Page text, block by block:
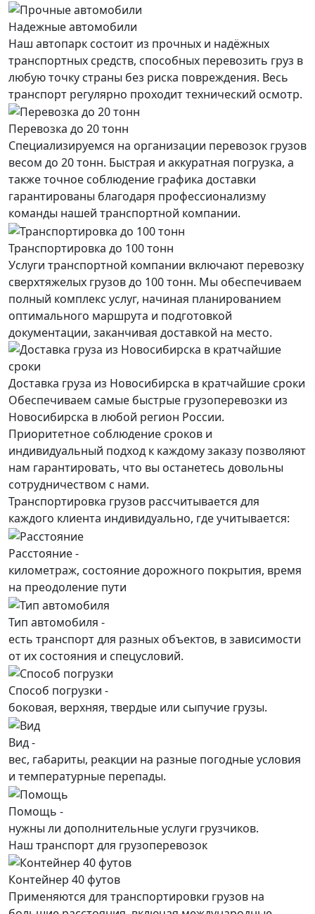
Надежные автомобили
Наш автопарк состоит из прочных и надёжных
транспортных средств, способных перевозить груз в
любую точку страны без риска повреждения. Весь
транспорт регулярно проходит технический осмотр.
Перевозка до 20 тонн
Специализируемся на организации перевозок грузов
весом до 20 тонн. Быстрая и аккуратная погрузка, а
также точное соблюдение графика доставки
гарантированы благодаря профессионализму
команды нашей транспортной компании.
Транспортировка до 100 тонн
Услуги транспортной компании включают перевозку
сверхтяжелых грузов до 100 тонн. Мы обеспечиваем
полный комплекс услуг, начиная планированием
оптимального маршрута и подготовкой
документации, заканчивая доставкой на место.
Доставка груза из Новосибирска в кратчайшие сроки
Обеспечиваем самые быстрые грузоперевозки из
Новосибирска в любой регион России.
Приоритетное соблюдение сроков и
индивидуальный подход к каждому заказу позволяют
нам гарантировать, что вы останетесь довольны
сотрудничеством с нами.
Транспортировка грузов рассчитывается для
каждого клиента индивидуально, где учитывается:
Расстояние -
километраж, состояние дорожного покрытия, время
на преодоление пути
Тип автомобиля -
есть транспорт для разных объектов, в зависимости
от их состояния и спецусловий.
Способ погрузки -
боковая, верхняя, твердые или сыпучие грузы.
Вид -
вес, габариты, реакции на разные погодные условия
и температурные перепады.
Помощь -
нужны ли дополнительные услуги грузчиков.
Наш транспорт для грузоперевозок
Контейнер 40 футов
Применяются для транспортировки грузов на